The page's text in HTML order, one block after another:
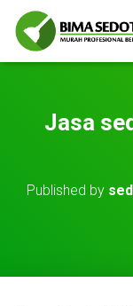
Jasa
Published by